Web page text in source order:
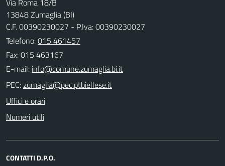
13848 Zumaglia (BI)
C.F. 00390230027 - P.Iva: 00390230027
Telefono:015 461457
Fax: 015 463167
E-mail:
PEC:
Uffici e orari
Numeri utili
CONTATTI D.P.O.